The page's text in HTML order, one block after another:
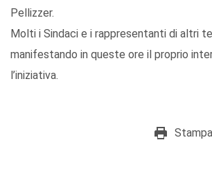
Pellizzer.
Molti i Sindaci e i rappresentanti di altri
manifestando in queste ore il proprio
l’iniziativa.